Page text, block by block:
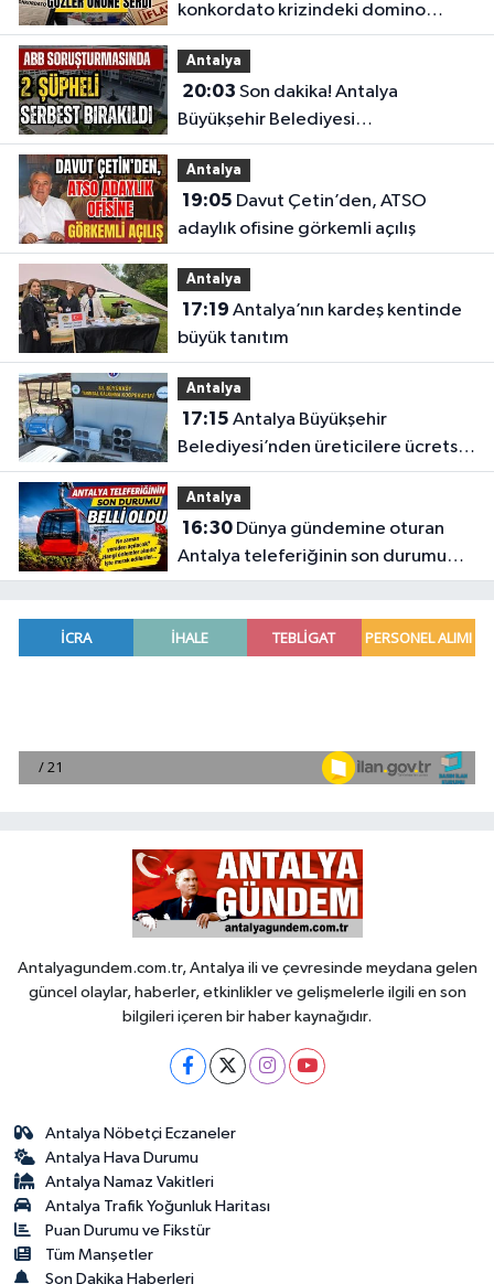
konkordato krizindeki domino
etkisini gözler önüne serdi
Antalya
20:03
Büyükşehir Belediyesi
soruşturmasında 2 şüpheli serbest
bırakıldı
Antalya
19:05
adaylık ofisine görkemli açılış
Antalya
17:19
büyük tanıtım
Antalya
17:15
Belediyesi’nden üreticilere ücretsiz
destek
Antalya
16:30Dünya gündemine oturan
Antalya teleferiğinin son durumu
belli oldu
Antalyagundem.com.tr, Antalya ili ve çevresinde meydana gelen
güncel olaylar, haberler, etkinlikler ve gelişmelerle ilgili en son
bilgileri içeren bir haber kaynağıdır.
Antalya Nöbetçi Eczaneler
Antalya Hava Durumu
Antalya Namaz Vakitleri
Antalya Trafik Yoğunluk Haritası
Puan Durumu ve Fikstür
Tüm Manşetler
Son Dakika Haberleri